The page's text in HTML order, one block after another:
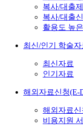
복사/대출
복사/대출
활용도 높
최신/인기 학술자
최신자료
인기자료
해외자료신청(E-
해외자료신
비용지원